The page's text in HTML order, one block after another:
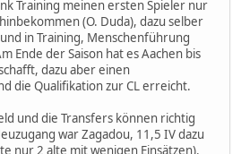
Training meinen ersten Spieler nur
(O. Duda), dazu selber
in Training, Menschenführung
Ende der Saison hat es Aachen bis
dazu aber einen
die Qualifikation zur CL erreicht.
und die Transfers können richtig
war Zagadou, 11,5 IV dazu
nur 2 alte mit wenigen Einsätzen).